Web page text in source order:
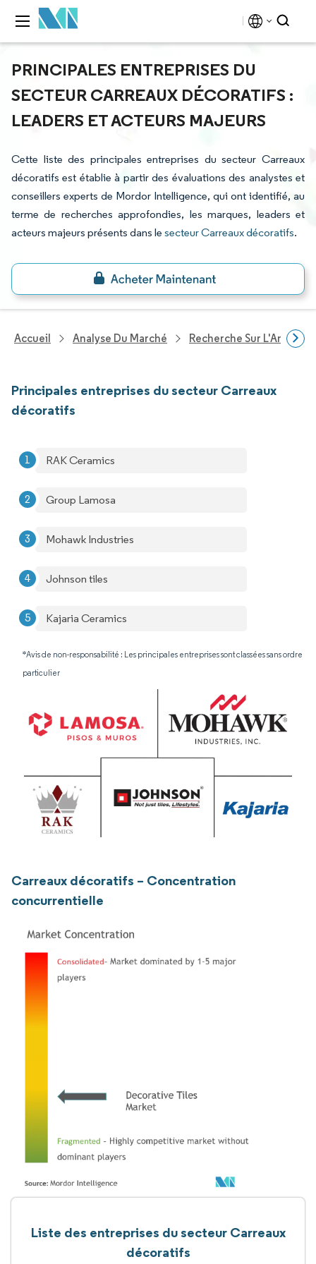
PRINCIPALES ENTREPRISES DU
SECTEUR CARREAUX DÉCORATIFS :
LEADERS ET ACTEURS MAJEURS
Cette liste des principales entreprises du secteur Carreaux
décoratifs est établie à partir des évaluations des analystes et
conseillers experts de Mordor Intelligence, qui ont identifié, au
terme de recherches approfondies, les marques, leaders et
acteurs majeurs présents dans le secteur Carreaux décoratifs.
Accueil Analyse Du Marché Recherche Sur
Principales entreprises du secteur Carreaux
décoratifs
RAK Ceramics
Group Lamosa
Mohawk Industries
Johnson tiles
Kajaria Ceramics
*Avis de non-responsabilité : Les principales entreprises sont classées sans ordre
particulier
Carreaux décoratifs – Concentration
concurrentielle
Liste des entreprises du secteur Carreaux
décoratifs